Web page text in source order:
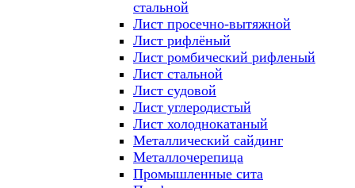
стальной
Лист просечно-вытяжной
Лист рифлёный
Лист ромбический рифленый
Лист стальной
Лист судовой
Лист углеродистый
Лист холоднокатаный
Металлический сайдинг
Металлочерепица
Промышленные сита